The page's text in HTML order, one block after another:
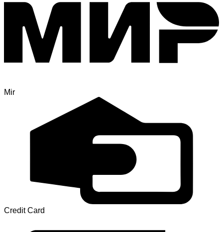
Mir
Credit Card